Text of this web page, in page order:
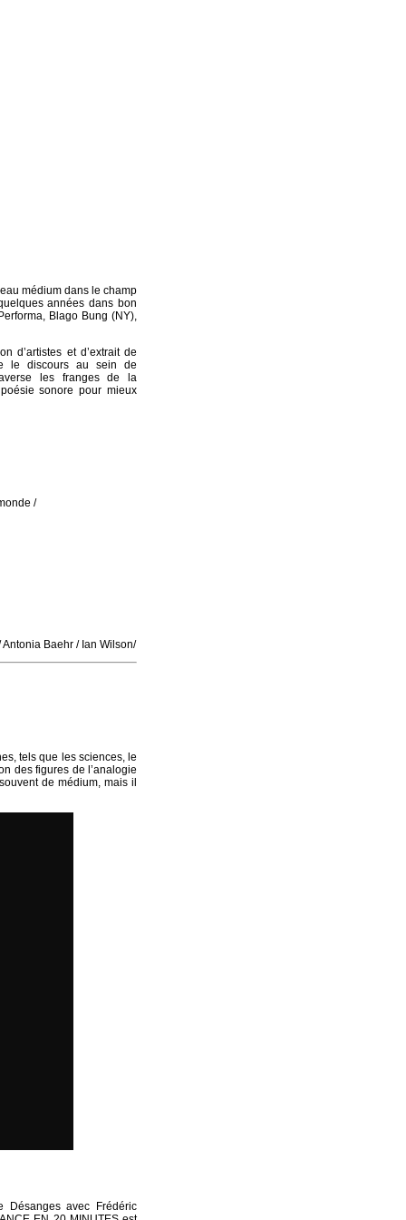
médium dans le champ
années dans bon
Blago Bung (NY),
d’artistes et d’extrait de
le discours au sein de
les franges de la
sonore pour mieux
/
Baehr / Ian Wilson/
tels que les sciences, le
des figures de l’analogie
de médium, mais il
avec Frédéric